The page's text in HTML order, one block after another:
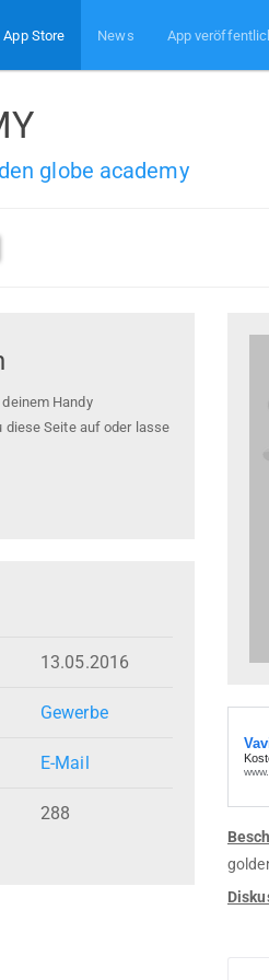
App Store News App
globe academy
Handy
diese Seite auf oder lasse
13.05.2016
Gewerbe
E-Mail
288